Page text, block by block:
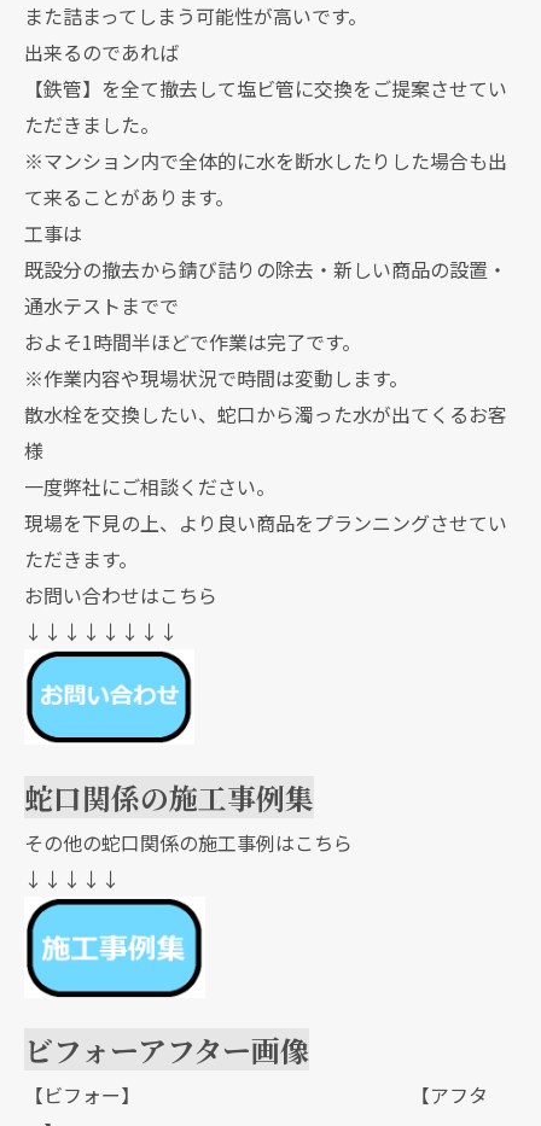
また詰まってしまう可能性が高いです。
出来るのであれば
【鉄管】を全て撤去して塩ビ管に交換をご提案させてい
ただきました。
※マンション内で全体的に水を断水したりした場合も出
て来ることがあります。
工事は
既設分の撤去から錆び詰りの除去・新しい商品の設置・
通水テストまでで
およそ1時間半ほどで作業は完了です。
※作業内容や現場状況で時間は変動します。
散水栓を交換したい、蛇口から濁った水が出てくるお客
様
一度弊社にご相談ください。
現場を下見の上、より良い商品をプランニングさせてい
ただきます。
お問い合わせはこちら
↓↓↓↓↓↓↓↓
蛇口関係の施工事例集
その他の蛇口関係の施工事例はこちら
↓↓↓↓↓
ビフォーアフター画像
【ビフォー】 【アフタ